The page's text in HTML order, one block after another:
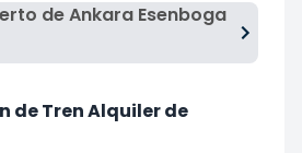
de Ankara Esenboga
de Tren Alquiler de